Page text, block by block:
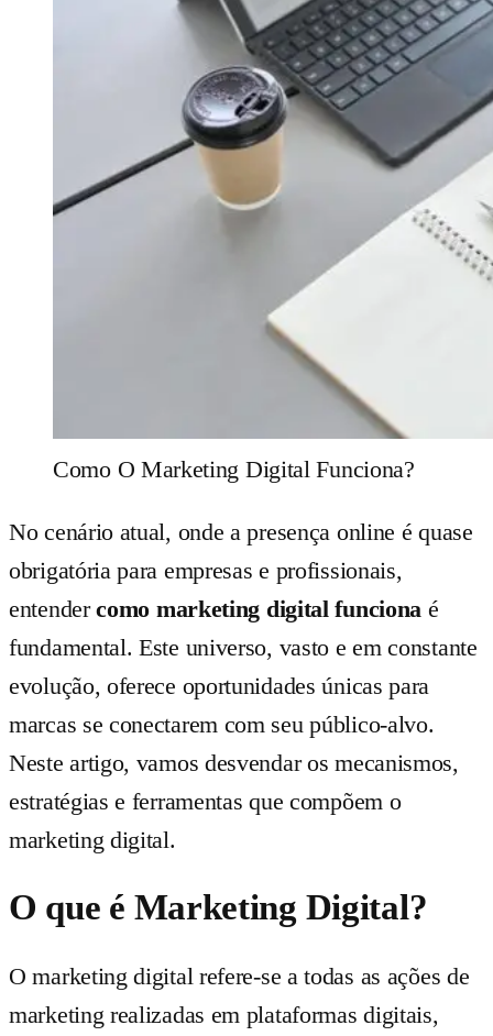
Como O Marketing Digital Funciona?
No cenário atual, onde a presença online é quase
obrigatória para empresas e profissionais,
entendercomo marketing digital funciona é
fundamental. Este universo, vasto e em constante
evolução, oferece oportunidades únicas para
marcas se conectarem com seu público-alvo.
Neste artigo, vamos desvendar os mecanismos,
estratégias e ferramentas que compõem o
marketing digital.
O que é Marketing Digital?
O marketing digital refere-se a todas as ações de
marketing realizadas em plataformas digitais,